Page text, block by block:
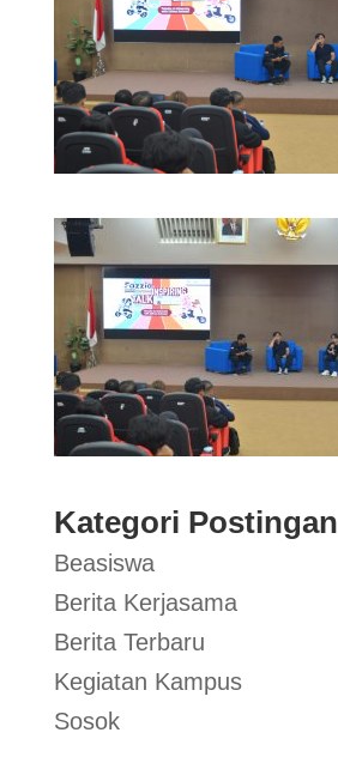
Kategori Postingan
Beasiswa
Berita Kerjasama
Berita Terbaru
Kegiatan Kampus
Sosok